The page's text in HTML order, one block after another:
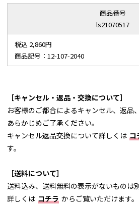
商品番号
ls21070517
税込 2,860円
商品記号：12-107-2040
［キャンセル・返品・交換について］
お客様のご都合によるキャンセル、返品
あらかじめご了承ください。
キャンセル返品交換について詳しくは コ
す。
［送料について］
送料込み、送料無料の表示がないものは
詳しくは コチラ からご覧いただけます。